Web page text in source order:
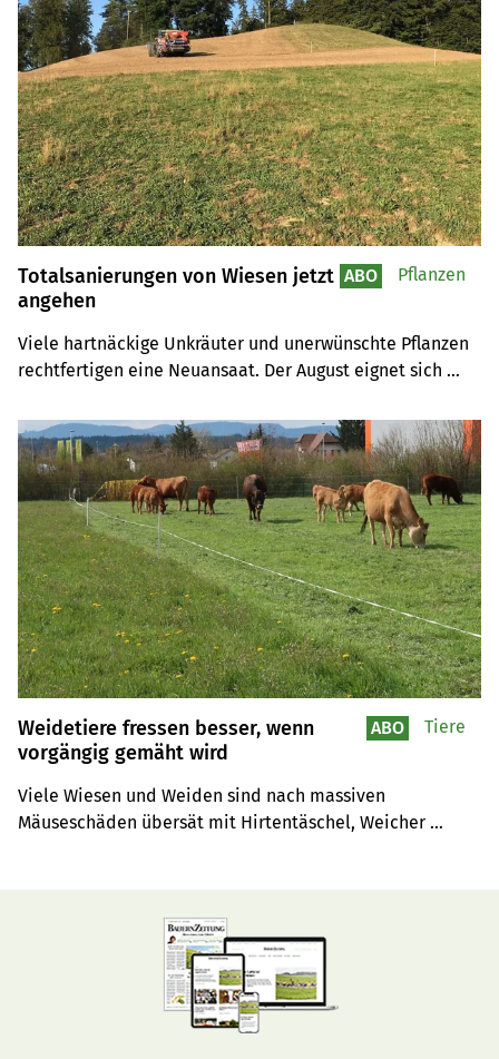
Totalsanierungen von Wiesen jetzt
angehen
Viele hartnäckige Unkräuter und unerwünschte Pflanzen
rechtfertigen eine Neuansaat. Der August eignet sich
aber schon bald begonnen werden.
ABO Pflanzen
Weidetiere fressen besser, wenn
vorgängig gemäht wird
Viele Wiesen und Weiden sind nach massiven
Mäuseschäden übersät mit Hirtentäschel, Weicher
Schnitt verhindert Weideverluste.
ABO Tiere